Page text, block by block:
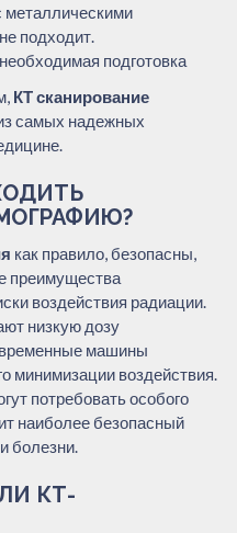
подходит.
подготовка
КТ сканирование
самых надежных
как правило, безопасны,
преимущества
воздействия радиации.
низкую дозу
машины
минимизации воздействия.
потребовать особого
наиболее безопасный
болезни.
КТ-